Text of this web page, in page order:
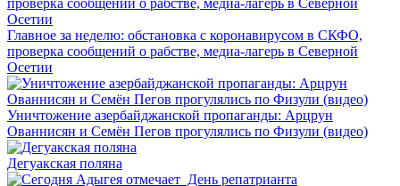
Главное за неделю: обстановка с коронавирусом в СКФО,
проверка сообщений о рабстве, медиа-лагерь в Северной
Осетии
Уничтожение азербайджанской пропаганды: Арцрун
Ованнисян и Семён Пегов прогулялись по Физули (видео)
Дегуакская поляна